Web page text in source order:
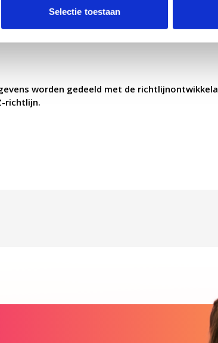
Selectie toestaan
door de adviseurs van het team richtlijnen
worden gedeeld met de
richtlijn.